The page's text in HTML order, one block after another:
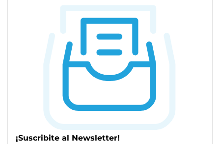
¡Suscribite al Newsletter!